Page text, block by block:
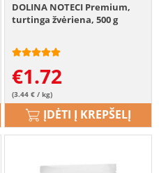
DOLINA NOTECI Premium,
turtinga žvėriena, 500 g
€1.72
(3.44 € / kg)
ĮDĖTI Į KREPŠELĮ